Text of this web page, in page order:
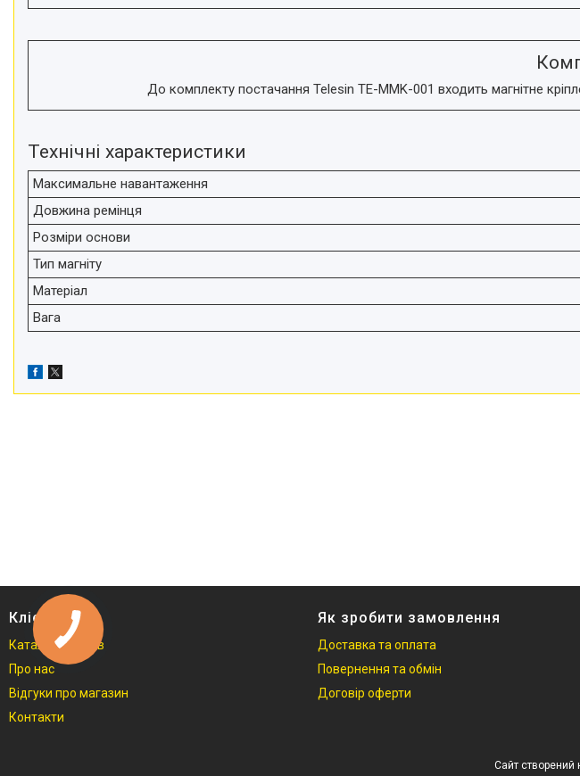
Товари для дому
До комплекту постачання Telesin TE-MMK-001 входить магнітне
Технічні характеристики
Максимальне навантаження
Довжина ремінця
Розміри основи
Тип магніту
Матеріал
Вага
Клієнтам
Каталог товарів
Про нас
Відгуки про магазин
Контакти
Як зробити замовлення
Доставка та оплата
Повернення та обмін
Договір оферти
Сайт створений